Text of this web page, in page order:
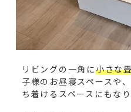
リビングの一角に小さな
子様のお昼寝スペースや
ち着けるスペースにもなり